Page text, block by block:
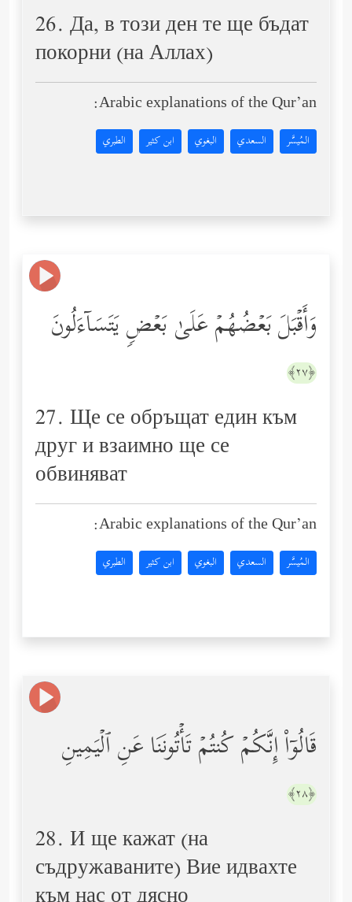
26. Да, в този ден те ще бъдат
покорни (на Аллах)
Arabic explanations of the Qur’an:
المُيسَّر السعدي البغوي ابن كثير الطبري
وَأَقۡبَلَ بَعۡضُهُمۡ عَلَىٰ بَعۡضࣲ یَتَسَاۤءَلُونَ
﴿٢٧﴾
27. Ще се обръщат един към
друг и взаимно ще се
обвиняват
Arabic explanations of the Qur’an:
المُيسَّر السعدي البغوي ابن كثير الطبري
قَالُوۤاْ إِنَّكُمۡ كُنتُمۡ تَأۡتُونَنَا عَنِ ٱلۡیَمِینِ
﴿٢٨﴾
28. И ще кажат (на
съдружаваните) Вие идвахте